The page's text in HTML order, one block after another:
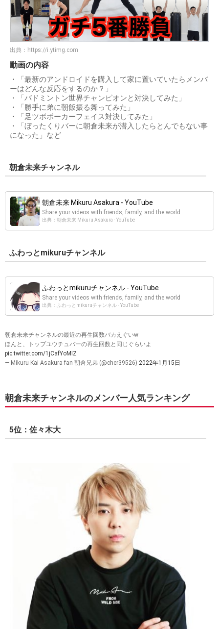
出典： https://i.ytimg.com
動画の内容
・「最新のアンドロイドを購入して家に置いていたらメンバ
ーはどんな反応をするのか？」
・「バドミントン世界チャンピオンと対決してみた」
・「勝手に弟に朝飯振る舞ってみた」
・「足ツボポーカーフェイス対決してみた」
・「ぼったくりバーに朝倉未来が潜入したらとんでもない事
になった」など
朝倉未来チャンネル
朝倉未来 Mikuru Asakura - YouTube
Share your videos with friends, family, and the world
出典：朝倉未来 Mikuru Asakura - YouTube
ふわっとmikuruチャンネル
ふわっとmikuruチャンネル - YouTube
Share your videos with friends, family, and the world
出典：ふわっとmikuruチャンネル - YouTube
朝倉未来チャンネルの最近の再生回数バカえぐいw
ほんと、トップユウチュバーの再生回数と同じぐらいよ
pic.twitter.com/1jCafYoMIZ
— Mikuru Kai Asakura fan 朝倉兄弟 (@cher39526) 2022年1月15日
朝倉未来チャンネルのメンバー人気ランキング
5位：佐々木大